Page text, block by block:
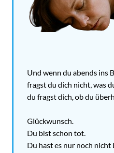
Und wenn du abends ins
fragst du dich nicht, was
du fragst dich, ob du
Glückwunsch.
Du bist schon tot.
Du hast es nur noch nicht